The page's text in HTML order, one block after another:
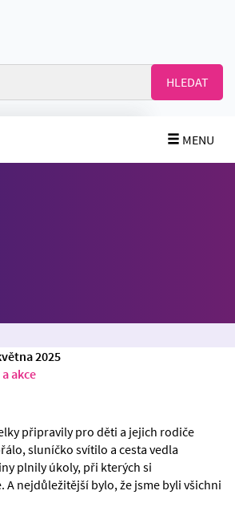
HLEDAT
MENU
2025
akce
připravily pro děti a jejich rodiče
sluníčko svítilo a cesta vedla
plnily úkoly, při kterých si
A nejdůležitější bylo, že jsme byli všichni